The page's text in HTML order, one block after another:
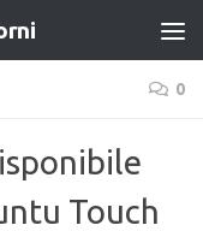
0
Touch